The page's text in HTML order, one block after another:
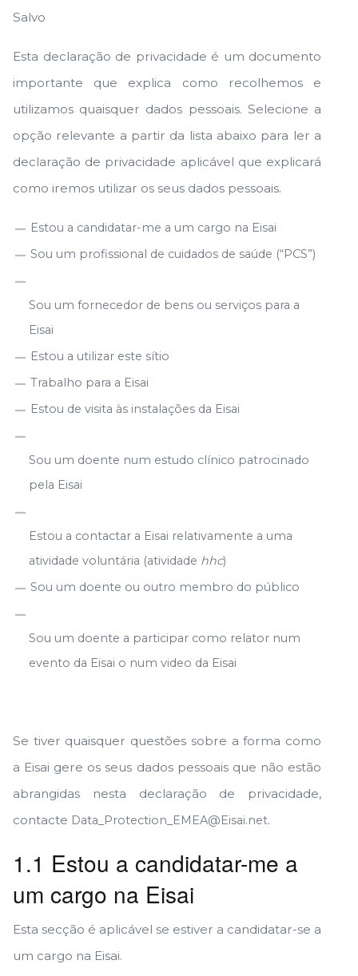
Salvo
Esta declaração de privacidade é um documento
importante que explica como recolhemos e
utilizamos quaisquer dados pessoais. Selecione a
opção relevante a partir da lista abaixo para ler a
declaração de privacidade aplicável que explicará
como iremos utilizar os seus dados pessoais.
Estou a candidatar-me a um cargo na Eisai
Sou um profissional de cuidados de saúde (“PCS”)
Sou um fornecedor de bens ou serviços para a
Eisai
Estou a utilizar este sítio
Trabalho para a Eisai
Estou de visita às instalações da Eisai
Sou um doente num estudo clínico patrocinado
pela Eisai
Estou a contactar a Eisai relativamente a uma
atividade voluntária (atividade hhc)
Sou um doente ou outro membro do público
Sou um doente a participar como relator num
evento da Eisai o num video da Eisai
Se tiver quaisquer questões sobre a forma como
a Eisai gere os seus dados pessoais que não estão
abrangidas nesta declaração de privacidade,
contacte Data_Protection_EMEA@Eisai.net.
1.1 Estou a candidatar-me a
um cargo na Eisai
Esta secção é aplicável se estiver a candidatar-se a
um cargo na Eisai.